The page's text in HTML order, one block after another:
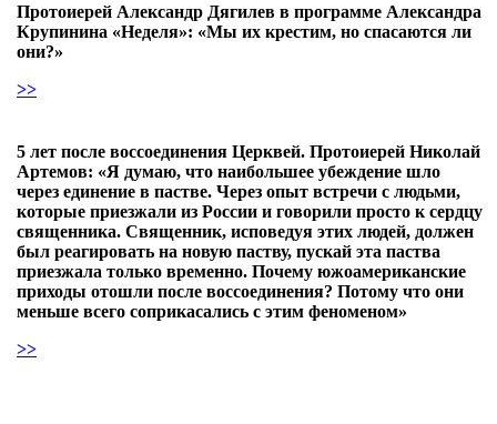
Протоиерей Александр Дягилев в программе Александра
Крупинина «Неделя»: «Мы их крестим, но спасаются ли
они?»
>>
5 лет после воссоединения Церквей. Протоиерей Николай
Артемов: «Я думаю, что наибольшее убеждение шло
через единение в пастве. Через опыт встречи с людьми,
которые приезжали из России и говорили просто к сердцу
священника. Священник, исповедуя этих людей, должен
был реагировать на новую паству, пускай эта паства
приезжала только временно. Почему южоамериканские
приходы отошли после воссоединения? Потому что они
меньше всего соприкасались с этим феноменом»
>>